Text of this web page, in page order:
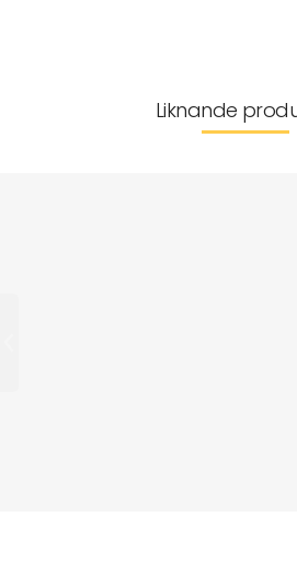
Liknande